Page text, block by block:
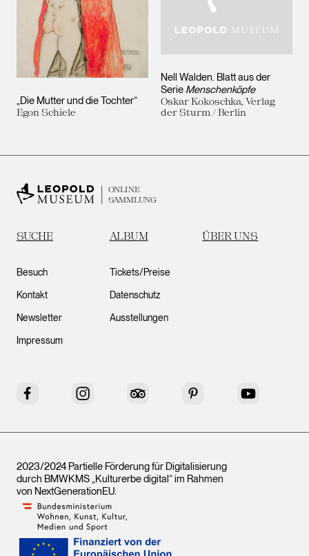
„Die Mutter und die Tochter“
Egon Schiele
Nell Walden. Blatt aus der
Serie Menschenköpfe
Oskar Kokoschka, Verlag
der Sturm / Berlin
ONLINE
SAMMLUNG
SUCHE ALBUM ÜBER UNS
Besuch
Kontakt
Newsletter
Impressum
Tickets/Preise
Datenschutz
Ausstellungen
Facebook Instagram Tripadvisor Pinterest YouTube
2023/2024 Partielle Förderung für Digitalisierung
durch BMWKMS „Kulturerbe digital“ im Rahmen
von NextGenerationEU.